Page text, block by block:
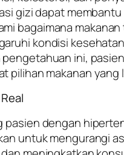
gizi dapat
bagaimana
kondisi
pengetahuan ini,
pilihan makanan yang
pasien dengan
untuk mengurangi